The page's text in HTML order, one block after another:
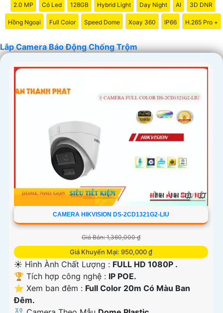
2.0 MP Có Led 128GB Hybrid Light Day Night AI 3D DNR
Hồng Ngoại Full Color Speed Dome Xoay 360 IP66 H.265 Pro +
Lắp Camera Báo Động Chống Trộm
CAMERA HIKVISION DS-2CD1321G2-LIU
Giá Bán: 1,360,000 ₫
Giá Khuyến Mại: 950,000 ₫
☀️ Hình Ành Chất Lượng : FULL HD 1080P .
🏆 Tích hợp công nghệ : IP POE.
⭐ Xem ban đêm : Full Color 20m Có Màu Ban
Ðêm.